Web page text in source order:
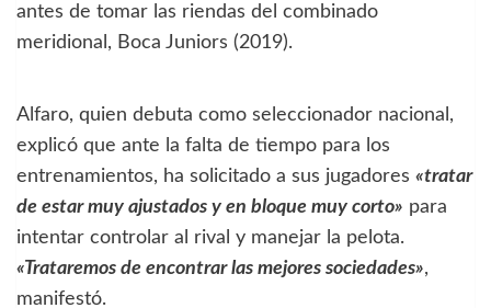
antes de tomar las riendas del combinado
meridional, Boca Juniors (2019).
Alfaro, quien debuta como seleccionador nacional,
explicó que ante la falta de tiempo para los
entrenamientos, ha solicitado a sus jugadores «tratar
de estar muy ajustados y en bloque muy corto» para
intentar controlar al rival y manejar la pelota.
«Trataremos de encontrar las mejores sociedades»,
manifestó.